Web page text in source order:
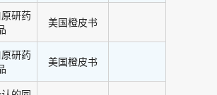
研药
美国橙皮书
研药
美国橙皮书